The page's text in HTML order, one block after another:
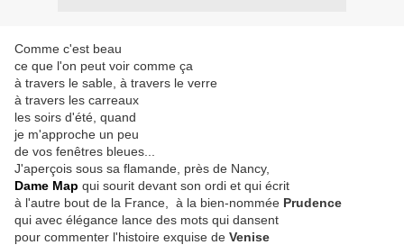
Comme c'est beau
ce que l'on peut voir comme ça
à travers le sable, à travers le verre
à travers les carreaux
les soirs d'été, quand
je m'approche un peu
de vos fenêtres bleues...
J'aperçois sous sa flamande, près de Nancy,
Dame Map qui sourit devant son ordi et qui écrit
à l'autre bout de la France, à la bien-nommée Prudence
qui avec élégance lance des mots qui dansent
pour commenter l'histoire exquise de Venise